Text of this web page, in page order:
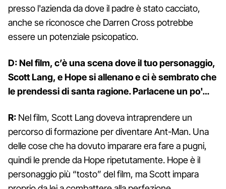
presso l'azienda da dove il padre è stato cacciato,
anche se riconosce che Darren Cross potrebbe
essere un potenziale psicopatico.
D: Nel film, c’è una scena dove il tuo personaggio,
Scott Lang, e Hope si allenano e ci è sembrato che
le prendessi di santa ragione. Parlacene un po'…
R: Nel film, Scott Lang doveva intraprendere un
percorso di formazione per diventare Ant-Man. Una
delle cose che ha dovuto imparare era fare a pugni,
quindi le prende da Hope ripetutamente. Hope è il
personaggio più “tosto” del film, ma Scott impara